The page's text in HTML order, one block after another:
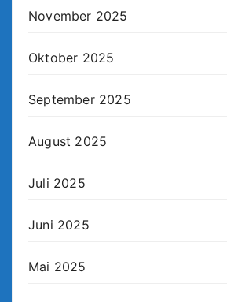
November 2025
Oktober 2025
September 2025
August 2025
Juli 2025
Juni 2025
Mai 2025